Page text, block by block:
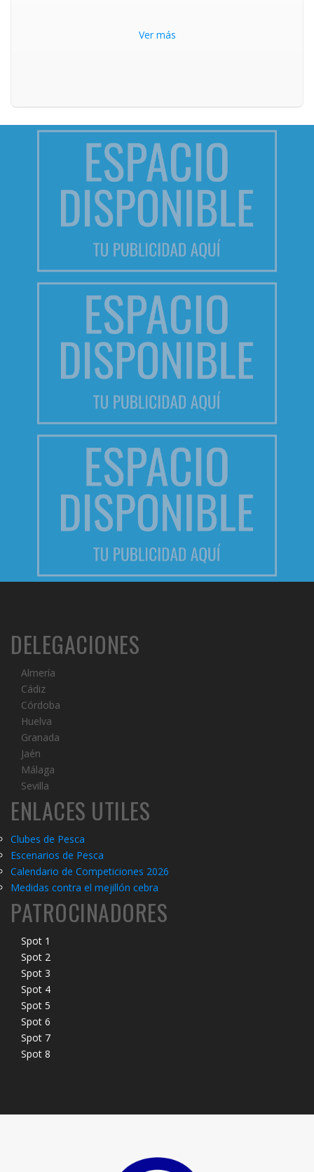
Ver más
DELEGACIONES
Almería
Cádiz
Córdoba
Huelva
Granada
Jaén
Málaga
Sevilla
ENLACES UTILES
Clubes de Pesca
Escenarios de Pesca
Calendario de Competiciones 2026
Medidas contra el mejillón cebra
PATROCINADORES
Spot 1
Spot 2
Spot 3
Spot 4
Spot 5
Spot 6
Spot 7
Spot 8